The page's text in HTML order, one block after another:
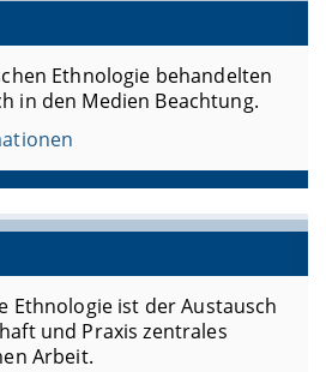
Ethnologie behandelten
in den Medien Beachtung.
Ethnologie ist der Austausch
und Praxis zentrales
Arbeit.